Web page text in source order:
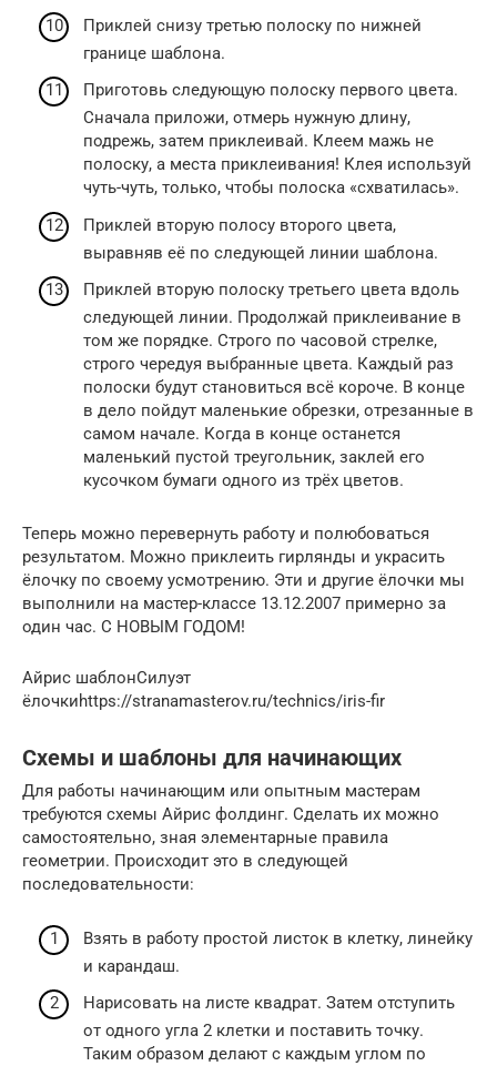
Приклей снизу третью полоску по нижней
границе шаблона.
Приготовь следующую полоску первого цвета.
Сначала приложи, отмерь нужную длину,
подрежь, затем приклеивай. Клеем мажь не
полоску, а места приклеивания! Клея используй
чуть-чуть, только, чтобы полоска «схватилась».
Приклей вторую полосу второго цвета,
выравняв её по следующей линии шаблона.
Приклей вторую полоску третьего цвета вдоль
следующей линии. Продолжай приклеивание в
том же порядке. Строго по часовой стрелке,
строго чередуя выбранные цвета. Каждый раз
полоски будут становиться всё короче. В конце
в дело пойдут маленькие обрезки, отрезанные в
самом начале. Когда в конце останется
маленький пустой треугольник, заклей его
кусочком бумаги одного из трёх цветов.
Теперь можно перевернуть работу и полюбоваться
результатом. Можно приклеить гирлянды и украсить
ёлочку по своему усмотрению. Эти и другие ёлочки мы
выполнили на мастер-классе 13.12.2007 примерно за
один час. С НОВЫМ ГОДОМ!
Айрис шаблонСилуэт
ёлочкиhttps://stranamasterov.ru/technics/iris-fir
Схемы и шаблоны для начинающих
Для работы начинающим или опытным мастерам
требуются схемы Айрис фолдинг. Сделать их можно
самостоятельно, зная элементарные правила
геометрии. Происходит это в следующей
последовательности:
Взять в работу простой листок в клетку, линейку
и карандаш.
Нарисовать на листе квадрат. Затем отступить
от одного угла 2 клетки и поставить точку.
Таким образом делают с каждым углом по